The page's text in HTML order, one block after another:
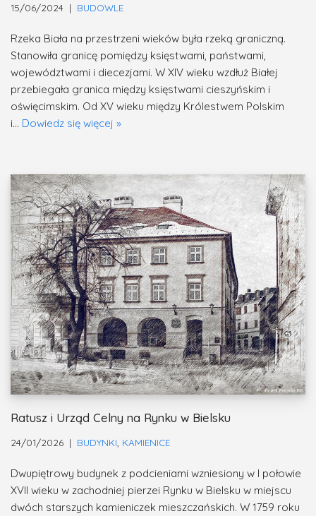
15/06/2024 BUDOWLE
Rzeka Biała na przestrzeni wieków była rzeką graniczną.
Stanowiła granicę pomiędzy księstwami, państwami,
województwami i diecezjami. W XIV wieku wzdłuż Białej
przebiegała granica między księstwami cieszyńskim i
oświęcimskim. Od XV wieku między Królestwem Polskim
i… Dowiedz się więcej »
Ratusz i Urząd Celny na Rynku w Bielsku
24/01/2026 BUDYNKI KAMIENICE
Dwupiętrowy budynek z podcieniami wzniesiony w I połowie
XVII wieku w zachodniej pierzei Rynku w Bielsku w miejscu
dwóch starszych kamieniczek mieszczańskich. W 1759 roku